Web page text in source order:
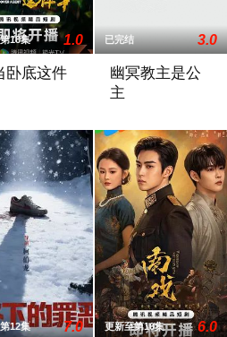
烈云峥之间曲折动人的情感，以
18集 1.0
卧底这件
已完结 3.0
幽冥教主是公
主
12集 7.0 更新至第10集 6.0